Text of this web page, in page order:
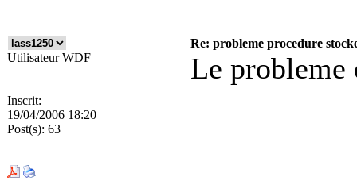
Re: probleme procedure
Utilisateur WDF
Inscrit:
19/04/2006 18:20
Post(s): 63
Le probleme